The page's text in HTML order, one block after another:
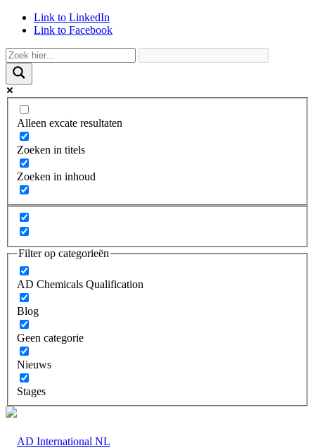
Link to LinkedIn
Link to Facebook
Alleen excate resultaten
Zoeken in titels
Zoeken in inhoud
Filter op categorieën
AD Chemicals Qualification
Blog
Geen categorie
Nieuws
Stages